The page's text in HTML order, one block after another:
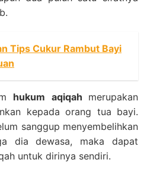
Tips Cukur Rambut Bayi
hukum aqiqah merupakan
kepada orang tua bayi.
sanggup menyembelihkan
dia dewasa, maka dapat
untuk dirinya sendiri.